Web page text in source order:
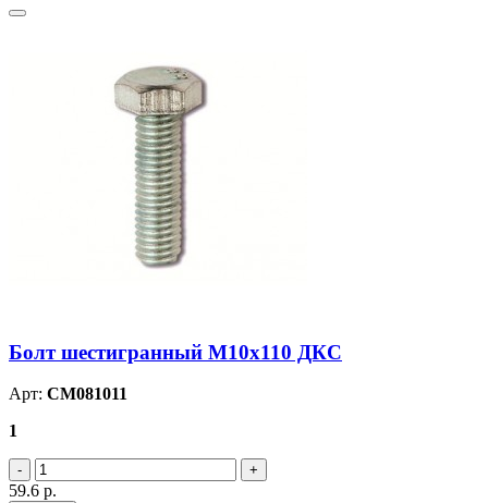
Болт шестигранный М10х110 ДКС
Арт: CM081011
1
59.6 р.